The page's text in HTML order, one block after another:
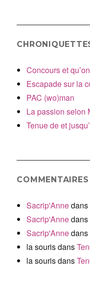
Concours et
Escapade sur la
PAC (wo)man
La passion selon
Tenue de et
COMMENTAIRES
Sacrip'Annedans
Sacrip'Annedans
Sacrip'Annedans
la sourisdans
la sourisdans